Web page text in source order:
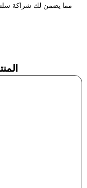
مما يضمن لك شراكة